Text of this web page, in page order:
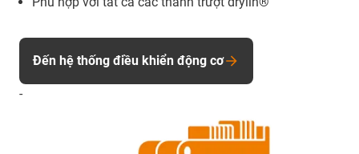
Đến hệ thống điều khiển động cơ
-